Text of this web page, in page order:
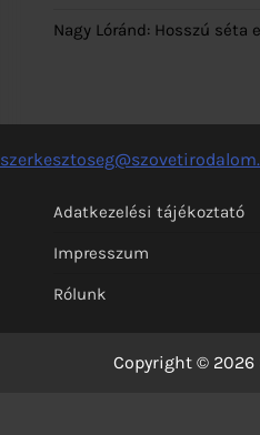
Nagy Lóránd: Hosszú séta
Adatkezelési tájékoztató
Impresszum
Rólunk
Copyright © 2026